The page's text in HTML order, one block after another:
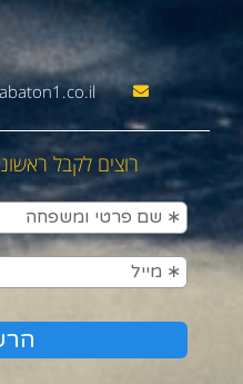
רוצים לקבל